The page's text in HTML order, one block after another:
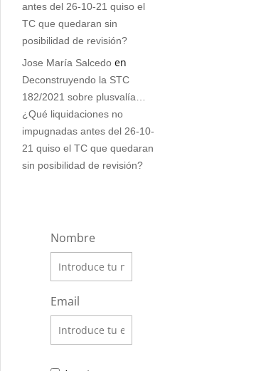
antes del 26-10-21 quiso el
TC que quedaran sin
posibilidad de revisión?
Jose María Salcedo en
Deconstruyendo la STC
182/2021 sobre plusvalía…
¿Qué liquidaciones no
impugnadas antes del 26-10-
21 quiso el TC que quedaran
sin posibilidad de revisión?
Nombre
Email